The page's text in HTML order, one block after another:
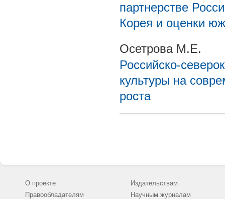
партнерстве
Корея и оценки
Осетрова М.Е.
Российско-
культуры на
роста
О проекте
Правообладателям
Издательствам
Научным журналам